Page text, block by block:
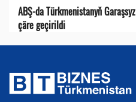
ABŞ-da Türkmenistanyň
çäre geçirildi